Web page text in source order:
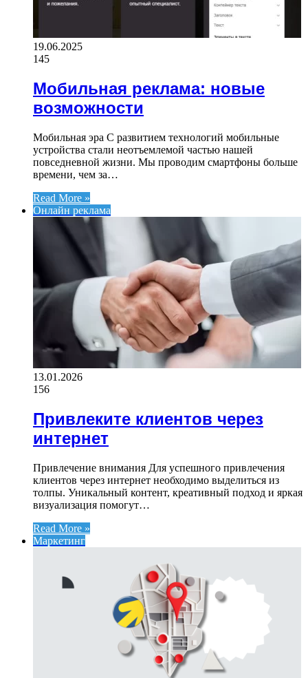
19.06.2025
145
Мобильная реклама: новые
возможности
Мобильная эра С развитием технологий мобильные
устройства стали неотъемлемой частью нашей
повседневной жизни. Мы проводим смартфоны больше
времени, чем за…
Read More »
Онлайн реклама
13.01.2026
156
Привлеките клиентов через
интернет
Привлечение внимания Для успешного привлечения
клиентов через интернет необходимо выделиться из
толпы. Уникальный контент, креативный подход и яркая
визуализация помогут…
Read More »
Маркетинг